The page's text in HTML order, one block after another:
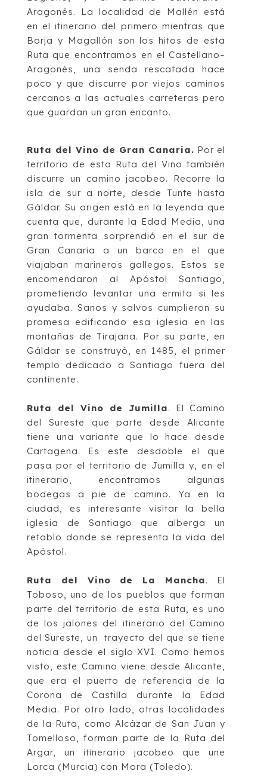
Aragonés. La localidad de Mallén está
en elitinerario del primero mientras que
Borja y Magallón son los hitos de esta
Ruta queencontramos en el Castellano–
Aragonés, una
senda rescatada hace
poco y que discurre por viejos caminos
cercanos a las actuales carreteras pero
que guardan un gran encanto.
Ruta del Vino de Gran Canaria. Por el
territorio de esta Ruta del Vino también
discurre un camino jacobeo. Recorre la
isla de
sur a norte, desde Tunte hasta
Gáldar. Su origen está en la leyenda que
cuenta que, durante la Edad Media, una
gran tormenta sorprendió en el sur de
Gran Canaria
a
un barco en el que
viajaban marineros gallegos. Estos se
encomendaron al Apóstol Santiago,
prometiendo levantar una ermita si les
ayudaba. Sanos y salvos cumplieron su
promesa edificando esa iglesia en las
montañas de Tirajana. Por su parte, en
Gáldar se construyó, en 1485, el primer
templo dedicado aSantiago fuera del
continente.
Ruta del Vino de Jumilla. ElCamino
del Sureste
que parte desde Alicante
tiene unavariante que lo hace desde
Cartagena. Es este desdoble el que
pasa por el territorio de Jumilla y, en el
itinerario, encontramos algunas
bodegas a pie de camino. Ya en la
ciudad, es interesante visitar la bella
iglesia de Santiago que alberga un
retablo donde se representa la vida del
Apóstol.
Ruta del Vino de La Mancha. El
Toboso, uno de los pueblos que forman
parte delterritorio de esta Ruta, es uno
de los jalones del itinerario delCamino
del Sureste
, untrayecto del que se tiene
noticia desde el siglo XVI. Como hemos
visto, este Caminoviene desde Alicante,
que era
el puerto de referencia de la
Corona de Castilla durante la Edad
Media. Por otro lado, otras localidades
de la Ruta, como Alcázar de San Juan y
Tomelloso, forman parte de la Ruta del
Argar, un itinerario jacobeo que une
Lorca (Murcia) con Mora (Toledo).